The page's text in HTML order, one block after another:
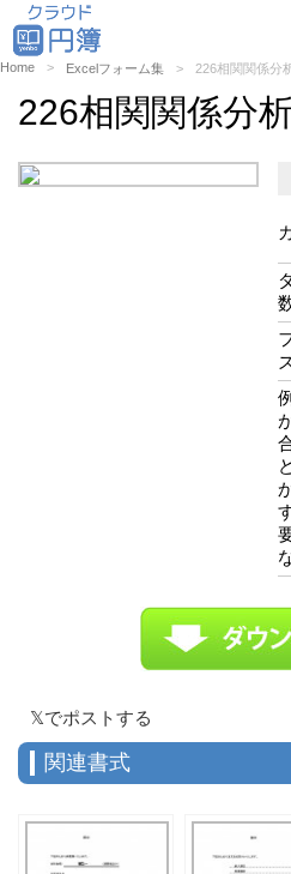
Home Excelフォーム集 226相関関係分
226相関関係分
𝕏でポストする
関連書式